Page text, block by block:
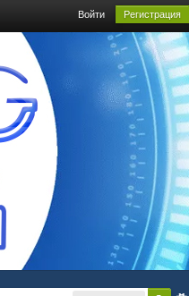
Войти Регистрация